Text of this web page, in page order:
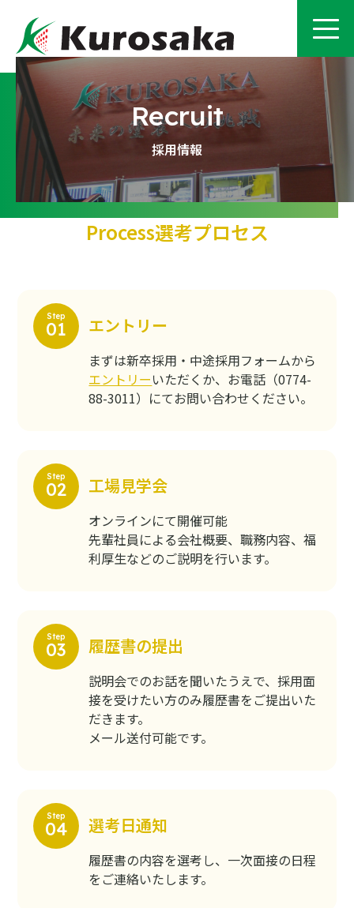
採用情報
Process選考プロセス
エントリー
まずは新卒採⽤・中途採⽤フォームから
エントリーいただくか、お電話（0774-
88-3011）にてお問い合わせください。
工場見学会
オンラインにて開催可能
先輩社員による会社概要、職務内容、福
利厚⽣などのご説明を⾏います。
履歴書の提出
説明会でのお話を聞いたうえで、採用面
接を受けたい方のみ履歴書をご提出いた
だきます。
メール送付可能です。
選考日通知
履歴書の内容を選考し、一次面接の日程
をご連絡いたします。